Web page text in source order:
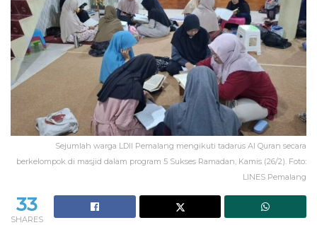
Sejumlah warga LDII Pemalang mengikuti tadarus Al Quran secara
berkelompok di masjid dalam program 5 Sukses Ramadan, Kamis (26/2). Foto:
LINES Pemalang
33
SHARES